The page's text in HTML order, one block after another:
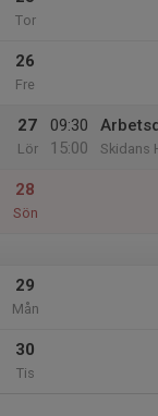
Tor
26
Fre
27
Lör
09:30
15:00
Skidans
28
Sön
29
Mån
30
Tis